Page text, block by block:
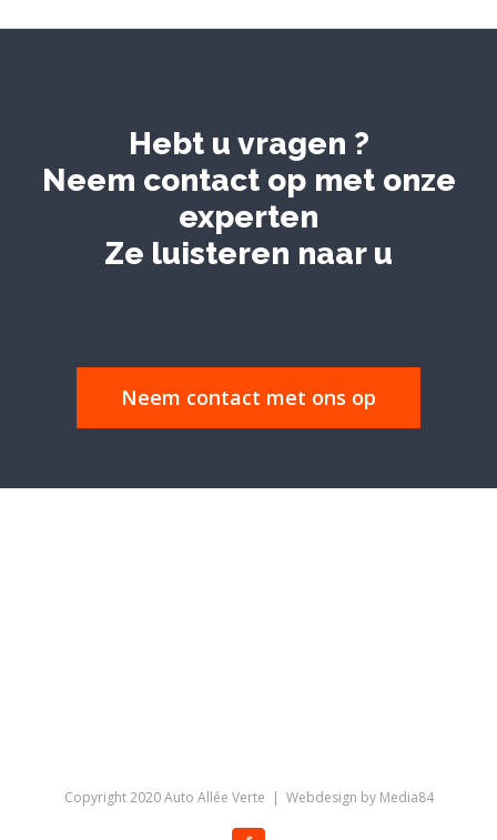
Hebt u vragen ?
Neem contact op met onze
experten
Ze luisteren naar u
Neem contact met ons op
Copyright 2020 Auto Allée Verte | Webdesign by Media84